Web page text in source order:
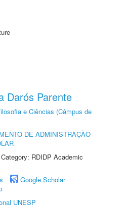
Darós Parente
e Ciências (Câmpus de
DE ADMINISTRAÇÃO
RDIDP Academic
Google Scholar
UNESP